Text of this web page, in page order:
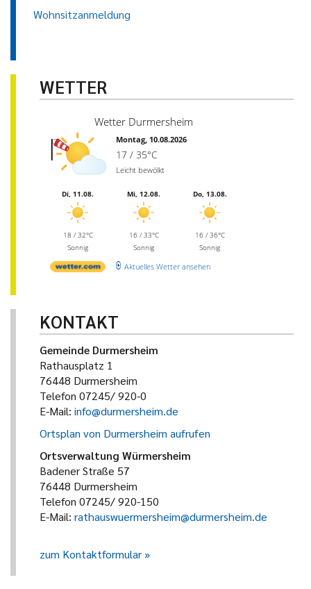
Wohnsitzanmeldung
WETTER
Wetter Durmersheim
Montag, 10.08.2026
17 / 35°C
Leicht bewölkt
Di, 11.08.
18 / 32°C
Sonnig
Mi, 12.08.
16 / 33°C
Sonnig
Do, 13.08.
16 / 36°C
Sonnig
Aktuelles Wetter ansehen
KONTAKT
Gemeinde Durmersheim
Rathausplatz 1
76448 Durmersheim
Telefon 07245/ 920-0
E-Mail: info@durmersheim.de
Ortsplan von Durmersheim aufrufen
Ortsverwaltung Würmersheim
Badener Straße 57
76448 Durmersheim
Telefon 07245/ 920-150
E-Mail: rathauswuermersheim@durmersheim.de
zum Kontaktformular